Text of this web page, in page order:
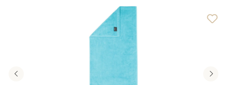
Durchschnittliche Bewertung von 4.63 von 5 Sternen